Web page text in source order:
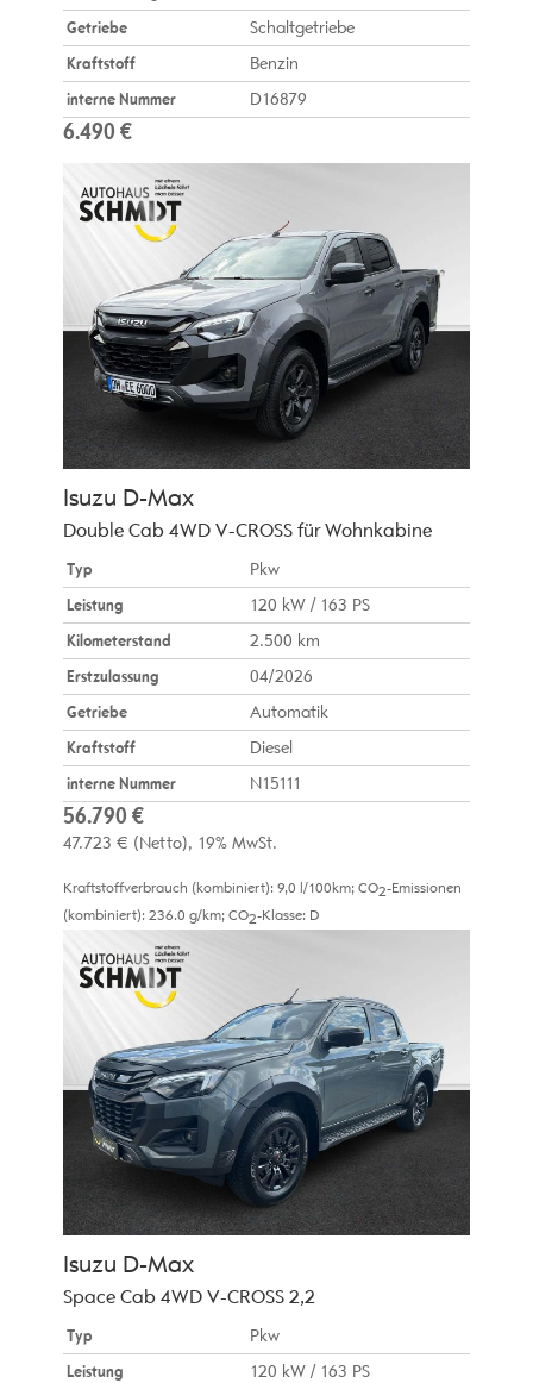
Getriebe
Schaltgetriebe
Kraftstoff
Benzin
interne Nummer
D16879
6.490 €
Isuzu D-Max
Double Cab 4WD V-CROSS für Wohnkabine
Typ
Pkw
Leistung
120 kW / 163 PS
Kilometerstand
2.500 km
Erstzulassung
04/2026
Getriebe
Automatik
Kraftstoff
Diesel
interne Nummer
N15111
56.790 €
47.723 € (Netto) 19% MwSt.
Kraftstoffverbrauch (kombiniert): 9,0 l/100km; CO2-Emissionen
(kombiniert): 236.0 g/km; CO2-Klasse: D
Isuzu D-Max
Space Cab 4WD V-CROSS 2,2
Typ
Pkw
Leistung
120 kW / 163 PS